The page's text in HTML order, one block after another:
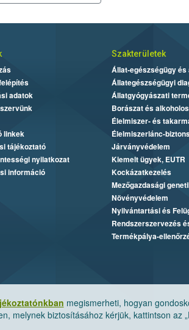
megismerheti, hogyan
melynek biztosításához kérjük, kattintson az
adatok
linkek
tájékoztató
nyilatkozat
információ
Szakterületek
Állat-egészségügy és
Állategészségügyi
Állatgyógyászati
Borászat és
Élelmiszer- és
Élelmiszerlánc-
Járványvédelem
Kiemelt ügyek, EUTR
Kockázatkezelés
Mezőgazdasági
Növényvédelem
Nyilvántartási és
Rendszerszervezés
Termékpálya-